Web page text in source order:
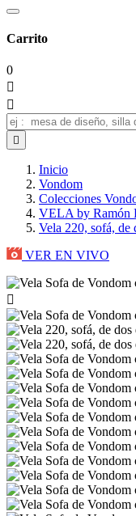
Carrito
0



Inicio
Vondom
Colecciones
VELA by Ramón
Vela 220, sofá, de
VER EN VIVO
